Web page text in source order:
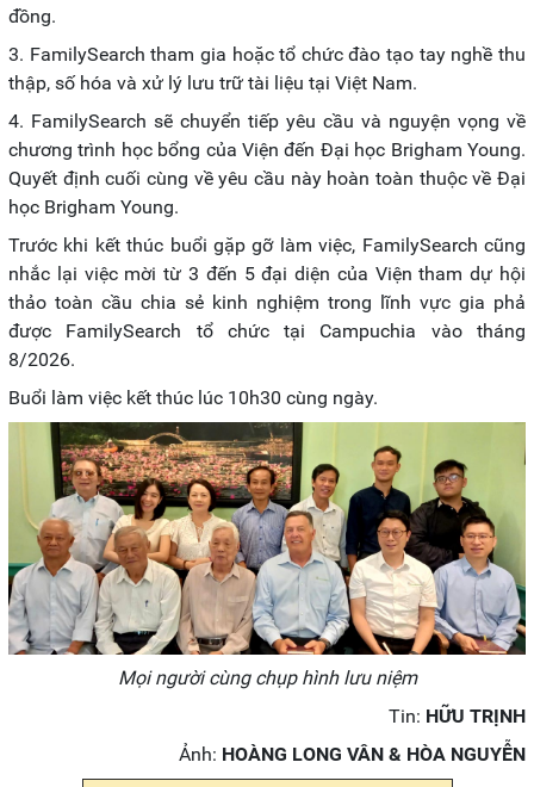
đồng.
3. FamilySearch tham gia hoặc tổ chức đào tạo tay nghề thu
thập, số hóa và xử lý lưu trữ tài liệu tại Việt Nam.
4. FamilySearch sẽ chuyển tiếp yêu cầu và nguyện vọng về
chương trình học bổng của Viện đến Đại học Brigham Young.
Quyết định cuối cùng về yêu cầu này hoàn toàn thuộc về Đại
học Brigham Young.
Trước khi kết thúc buổi gặp gỡ làm việc, FamilySearch cũng
nhắc lại việc mời từ 3 đến 5 đại diện của Viện tham dự hội
thảo toàn cầu chia sẻ kinh nghiệm trong lĩnh vực gia phả
được FamilySearch tổ chức tại Campuchia vào tháng
8/2026.
Buổi làm việc kết thúc lúc 10h30 cùng ngày.
Mọi người cùng chụp hình lưu niệm
Tin: HỮU TRỊNH
Ảnh: HOÀNG LONG VÂN & HÒA NGUYỄN